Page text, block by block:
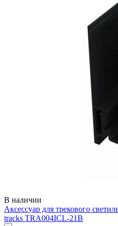
В наличии
Аксессуар для трекового
tracks TRA004ICL-21B